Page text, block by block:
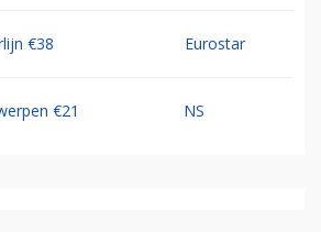
€38 Eurostar
€21 NS